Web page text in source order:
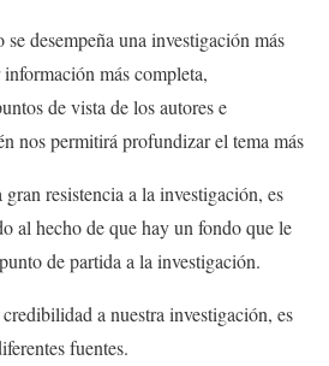
desempeña una investigación más
más completa,
de vista de los autores e
nos permitirá profundizar el tema más
resistencia a la investigación, es
al hecho de que hay un fondo que le
de partida a la investigación.
a nuestra investigación, es
fuentes.